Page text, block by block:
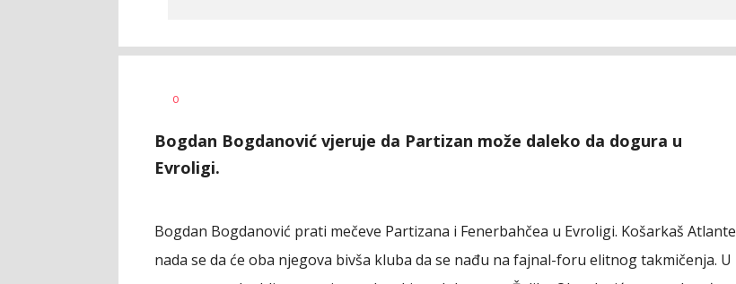
AUTOR
0
Bogdan Bogdanović vjeruje da Partizan može daleko da dogura u
Evroligi.
Bogdan Bogdanović prati mečeve Partizana i Fenerbahčea u Evroligi. Košarkaš Atlante
nada se da će oba njegova bivša kluba da se nađu na fajnal-foru elitnog takmičenja. U